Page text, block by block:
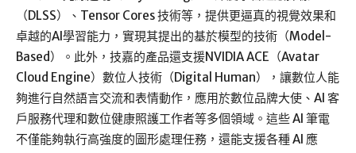
（DLSS）、Tensor Cores 技術等，提供更逼真的視覺效果和
卓越的AI學習能力，實現其提出的基於模型的技術（Model-
Based）。此外，技嘉的產品還支援NVIDIA ACE（Avatar
Cloud Engine）數位人技術（Digital Human），讓數位人能
夠進行自然語言交流和表情動作，應用於數位品牌大使、AI 客
戶服務代理和數位健康照護工作者等多個領域。這些 AI 筆電
不僅能夠執行高強度的圖形處理任務，還能支援各種 AI 應